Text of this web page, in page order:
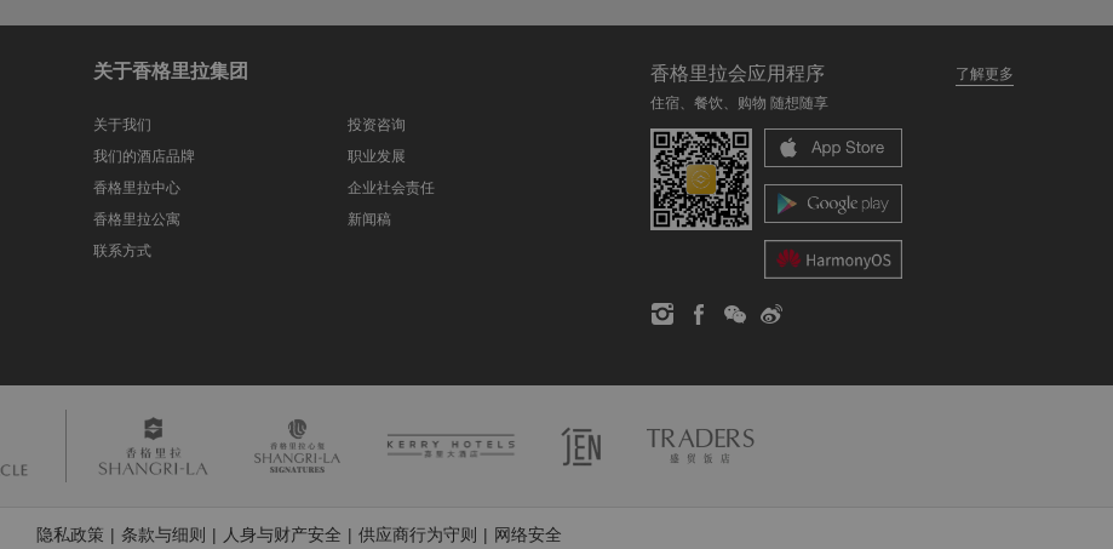
关于香格里拉集团
关于我们
我们的酒店品牌
香格里拉中心
香格里拉公寓
联系方式
投资咨询
职业发展
企业社会责任
新闻稿
香格里拉会应用程序
了解更多
住宿、餐饮、购物 随想随享
隐私政策 条款与细则 人身与财产安全 供应商行为守则 网络安全